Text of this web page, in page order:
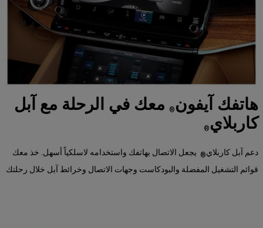
هاتفك آيفون ®
معك في الرحلة مع آبل
كاربلاي®
دعم آبل كاربلاي® يجعل الاتصال بهاتفك واستخدامه لاسلكياً أسهل. خذ معك
قوائم التشغيل المفضلة والبودكاست وجهات الاتصال وخرائط آبل خلال رحلتك